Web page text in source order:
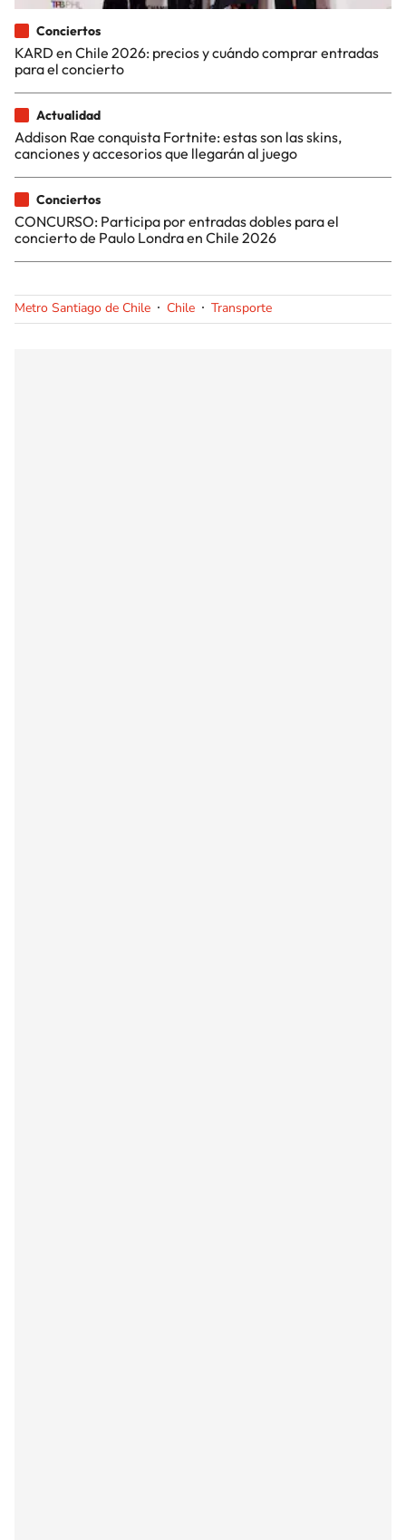
Conciertos
KARD en Chile 2026: precios y cuándo comprar entradas
para el concierto
Actualidad
Addison Rae conquista Fortnite: estas son las skins,
canciones y accesorios que llegarán al juego
Conciertos
CONCURSO: Participa por entradas dobles para el
concierto de Paulo Londra en Chile 2026
Metro Santiago de Chile Chile Transporte